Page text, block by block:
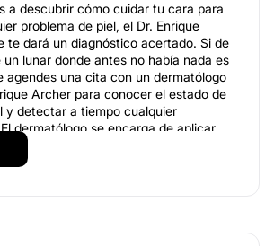
a descubrir cómo cuidar tu cara para
problema de piel, el Dr. Enrique
te dará un diagnóstico acertado. Si de
lunar donde antes no había nada es
agendes una cita con un dermatólogo
Archer para conocer el estado de
y detectar a tiempo cualquier
dermatólogo se encarga de aplicar
la experiencia que tiene en la
de la piel, sus conocimientos